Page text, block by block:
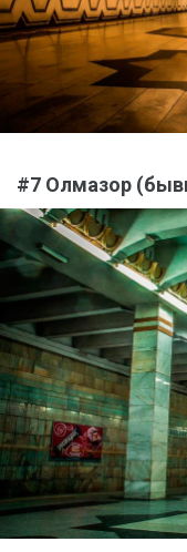
#7 Олмазор